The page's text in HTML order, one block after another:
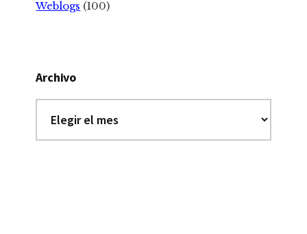
Weblogs (100)
Archivo